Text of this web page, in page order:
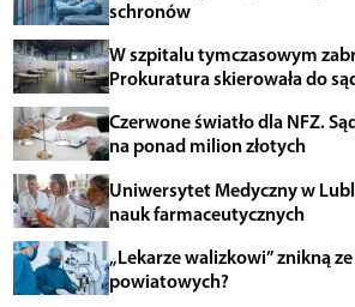
schronów
W szpitalu tymczasowym
Prokuratura skierowała do
Czerwone światło dla NFZ.
na ponad milion złotych
Uniwersytet Medyczny w
nauk farmaceutycznych
„Lekarze walizkowi” znikną
powiatowych?